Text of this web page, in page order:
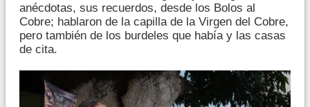
anécdotas, sus recuerdos, desde los Bolos al
Cobre; hablaron de la capilla de la Virgen del Cobre,
pero también de los burdeles que había y las casas
de cita.